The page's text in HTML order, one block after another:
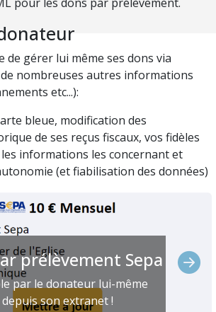
de gérer lui même ses dons via
nombreuses autres informations
etc...):
bleue, modification des
de ses reçus fiscaux, vos fidèles
informations les concernant et
(et fiabilisation des données)
prélèvement Sepa
par le donateur lui-même
depuis son extranet !